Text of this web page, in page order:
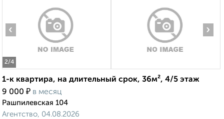
2/4
‹ ›
1-к квартира, на длительный срок, 36м², 4/5 этаж
9 000 ₽ в месяц
Рашпилевская 104
Агентство, 04.08.2026